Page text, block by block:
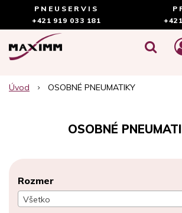
PNEUSERVIS
+421 919 033 181
Úvod OSOBNÉ PNEUMATIKY
OSOBNÉ
Rozmer
Všetko